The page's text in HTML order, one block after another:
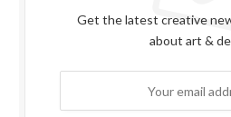
Get the latest creative
about art &